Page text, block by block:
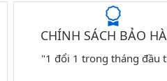
CHÍNH SÁCH BẢO
"1 đổi 1 trong tháng đầu